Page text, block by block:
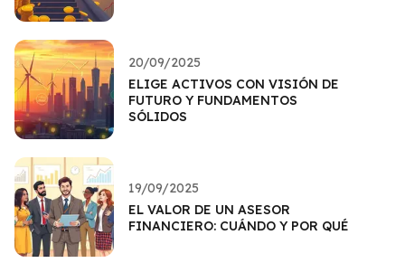
20/09/2025
ELIGE ACTIVOS CON VISIÓN DE
FUTURO Y FUNDAMENTOS
SÓLIDOS
19/09/2025
EL VALOR DE UN ASESOR
FINANCIERO: CUÁNDO Y POR QUÉ